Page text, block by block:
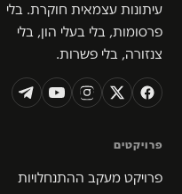
עיתונות עצמאית חוקרת. בלי
פרסומות, בלי בעלי הון, בלי
צנזורה, בלי פשרות.
פרויקטים
פרויקט מעקב ההתנחלויות